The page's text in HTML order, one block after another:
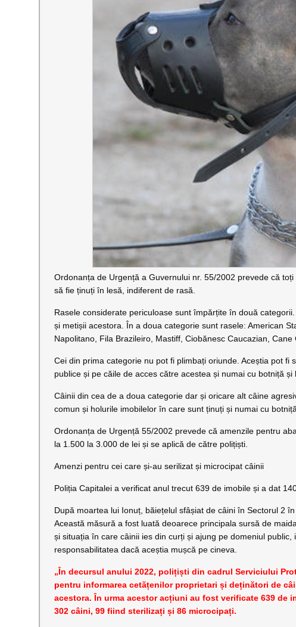
Ordonanța de Urgență a Guvernului nr. 55/2002 prevede că
să fie ținuți în lesă, indiferent de rasă.
Rasele considerate periculoase sunt împărțite în două
și metișii acestora. În a doua categorie sunt rasele: American
Napolitano, Fila Brazileiro, Mastiff, Ciobănesc Caucazian, Cane
Cei din prima categorie nu pot fi plimbați oriunde. Aceștia pot
publice și pe căile de acces către acestea și numai cu botniță și
Câinii din cea de a doua categorie dar și oricare alt câine
comun și holurile imobilelor în care sunt ținuți și numai cu
Ordonanța de Urgență 55/2002 prevede că amenzile pentru
la 1.500 la 3.000 de lei și se aplică de către polițiști.
Amenzi pentru cei care și-au serilizat și microcipat câinii
Poliția Capitalei a verificat anul trecut 639 de imobile și a dat
După moartea lui Ionuț, băiețelul sfâșiat de câini în Sectorul 2
Această măsură a fost luată deoarece principala sursă de
și situația în care câinii ies din curți și ajung pe domeniul
responsabilitatea dacă aceștia mușcă pe cineva.
„În decursul anului 2022, polițiști din cadrul Serviciului
pentru informarea cetățenilor proprietari și deținători de
acestora. În urma acestor acțiuni au fost verificate 639 de
302 câini, 99 fiind sterilizați și 86 microcipați.